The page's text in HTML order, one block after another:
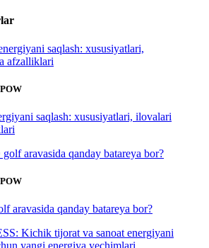
saqlash: xususiyatlari, ilovalari
aravasida qanday batareya bor?